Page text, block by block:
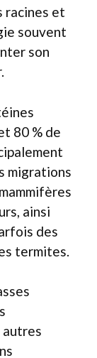
racines et
souvent
son
80 % de
migrations
ainsi
des
termites.
autres